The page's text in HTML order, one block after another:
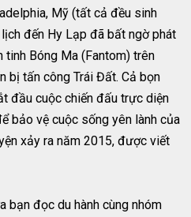
Mỹ (tất cả đều sinh
đến Hy Lạp đã bất ngờ phát
tinh Bóng Ma (Fantom) trên
bị tấn công Trái Đất. Cả bọn
đầu cuộc chiến đấu trực diện
bảo vệ cuộc sống yên lành của
xảy ra năm 2015, được viết
bạn đọc du hành cùng nhóm